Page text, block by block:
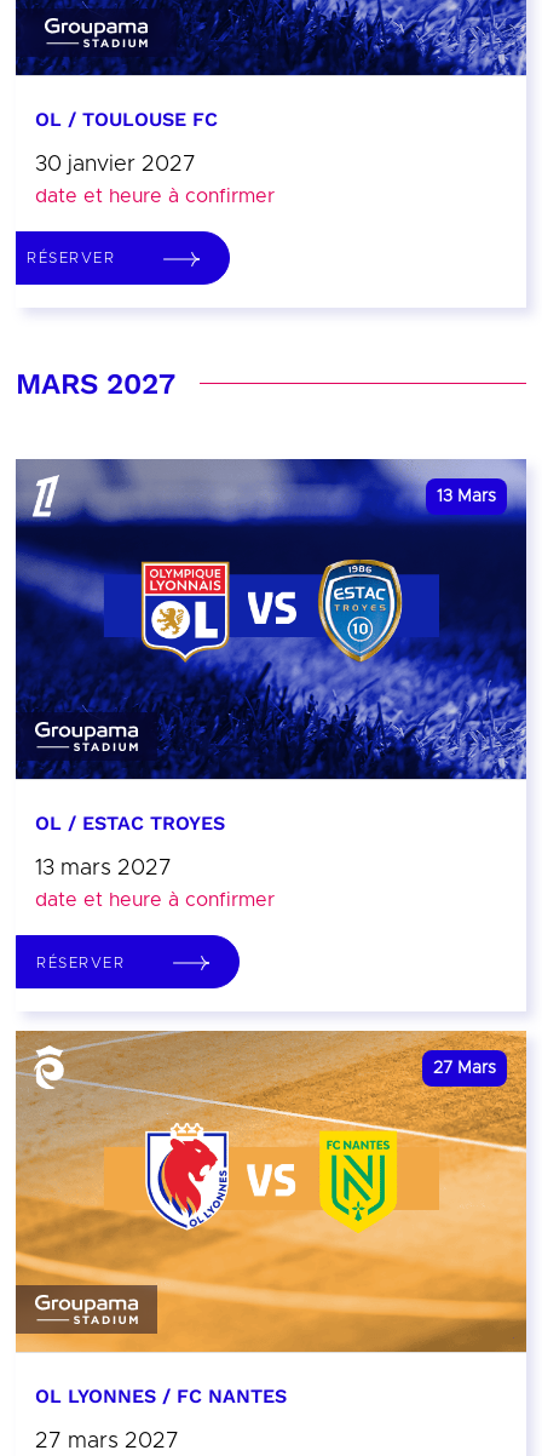
OL / TOULOUSE FC
30 janvier 2027
date et heure à confirmer
RÉSERVER
MARS 2027
13 Mars
OL / ESTAC TROYES
13 mars 2027
date et heure à confirmer
RÉSERVER
27 Mars
OL LYONNES / FC NANTES
27 mars 2027